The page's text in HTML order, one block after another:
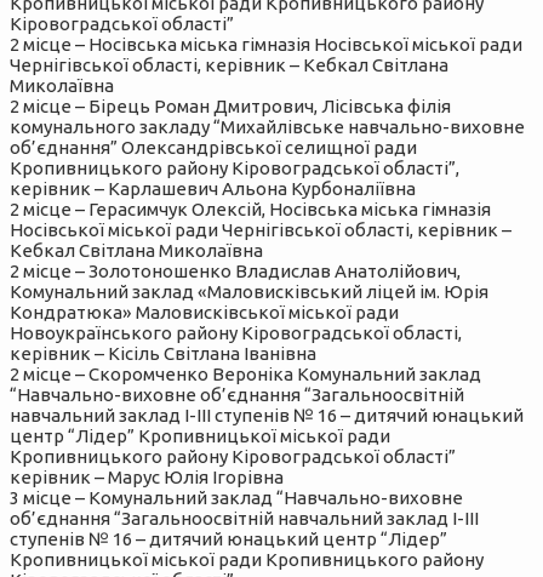
Кіровоградської області”
2 місце – Носівська міська гімназія Носівської міської ради
Чернігівської області, керівник – Кебкал Світлана
Миколаївна
2 місце – Бірець Роман Дмитрович, Лісівська філія
комунального закладу “Михайлівське навчально-виховне
об’єднання” Олександрівської селищної ради
Кропивницького району Кіровоградської області”,
керівник – Карлашевич Альона Курбоналіївна
2 місце – Герасимчук Олексій, Носівська міська гімназія
Носівської міської ради Чернігівської області, керівник –
Кебкал Світлана Миколаївна
2 місце – Золотоношенко Владислав Анатолійович,
Комунальний заклад «Маловисківський ліцей ім. Юрія
Кондратюка» Маловисківської міської ради
Новоукраїнського району Кіровоградської області,
керівник – Кісіль Світлана Іванівна
2 місце – Скоромченко Вероніка Комунальний заклад
“Навчально-виховне об’єднання “Загальноосвітній
навчальний заклад І-ІІІ ступенів № 16 – дитячий юнацький
центр “Лідер” Кропивницької міської ради
Кропивницького району Кіровоградської області”
керівник – Марус Юлія Ігорівна
3 місце – Комунальний заклад “Навчально-виховне
об’єднання “Загальноосвітній навчальний заклад І-ІІІ
ступенів № 16 – дитячий юнацький центр “Лідер”
Кропивницької міської ради Кропивницького району